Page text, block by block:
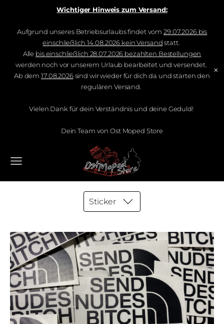
Wichtiger Hinweis zum Versand:
Aufgrund unseres Betriebsurlaubs findet vom29.07.2026 bis
einschließlich 14.08.2026 kein Versandstatt.
Alle bis einschließlich 28.07.2026 bezahlten Bestellungen
werden noch vor unserem Urlaub bearbeitet und versendet.
Ab dem17.08.2026sind wir wieder für dich da und starten den
regulären Versand.
Vielen Dank für dein Verständnis und deine Geduld!
Dein Team von Ost Moped Store
×
Sticker